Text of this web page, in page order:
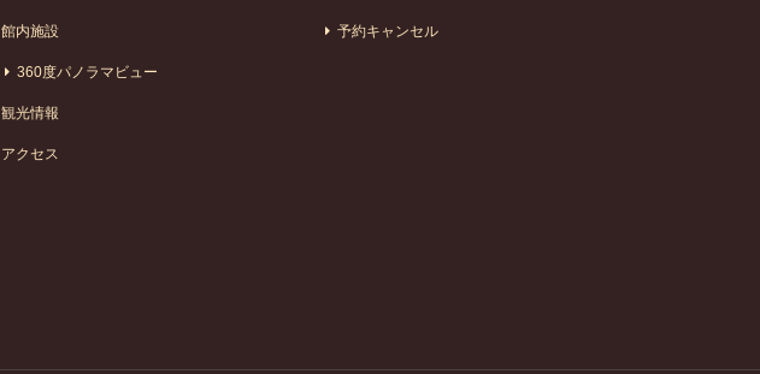
館内施設
360度パノラマビュー
観光情報
アクセス
予約キャンセル